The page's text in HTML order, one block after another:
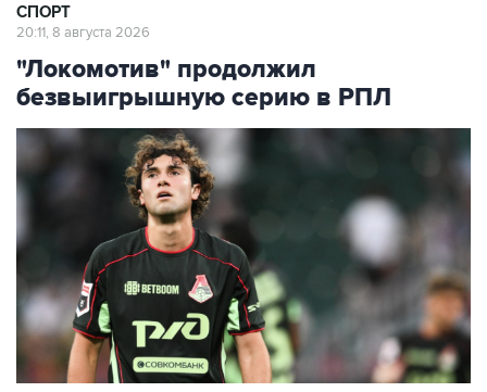
"Локомотив" продолжил
безвыигрышную серию в РПЛ
Александр Коваленко ("Локомотив")
Фото: Владимир Астапкович/РИА Новости